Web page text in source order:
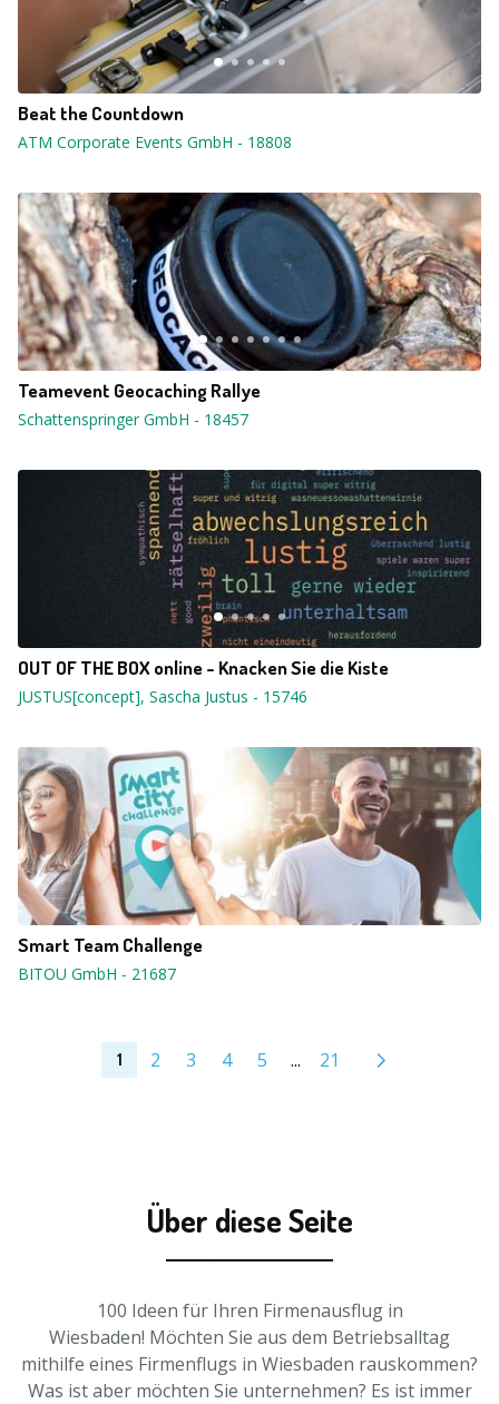
Beat the Countdown
ATM Corporate Events GmbH - 18808
Teamevent Geocaching Rallye
Schattenspringer GmbH - 18457
OUT OF THE BOX online - Knacken Sie die Kiste
JUSTUS[concept], Sascha Justus - 15746
Smart Team Challenge
BITOU GmbH - 21687
1 2 3 4 5 ... 21
Über diese Seite
100 Ideen für Ihren Firmenausflug in
Wiesbaden! Möchten Sie aus dem Betriebsalltag
mithilfe eines Firmenflugs in Wiesbaden rauskommen?
Was ist aber möchten Sie unternehmen? Es ist immer